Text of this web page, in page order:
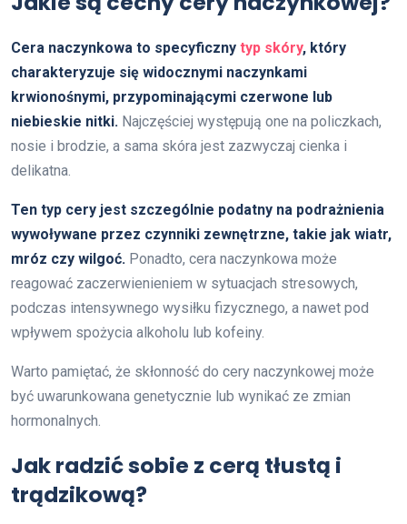
Cera naczynkowa to specyficzny typ skóry, który
charakteryzuje się widocznymi naczynkami
krwionośnymi, przypominającymi czerwone lub
niebieskie nitki. Najczęściej występują one na policzkach,
nosie i brodzie, a sama skóra jest zazwyczaj cienka i
delikatna.
Ten typ cery jest szczególnie podatny na podrażnienia
wywoływane przez czynniki zewnętrzne, takie jak wiatr,
mróz czy wilgoć. Ponadto, cera naczynkowa może
reagować zaczerwienieniem w sytuacjach stresowych,
podczas intensywnego wysiłku fizycznego, a nawet pod
wpływem spożycia alkoholu lub kofeiny.
Warto pamiętać, że skłonność do cery naczynkowej może
być uwarunkowana genetycznie lub wynikać ze zmian
hormonalnych.
Jak radzić sobie z cerą tłustą i
trądzikową?